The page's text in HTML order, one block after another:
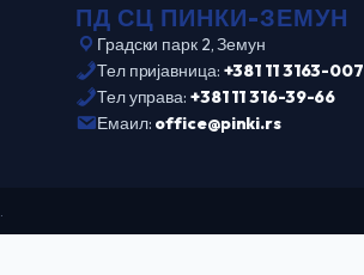
ПД СЦ ПИНКИ-ЗЕМУН
Градски парк 2, Земун
Тел пријавница: +381 11 3163-007
Тел управа: +381 11 316-39-66
Емаил: office@pinki.rs